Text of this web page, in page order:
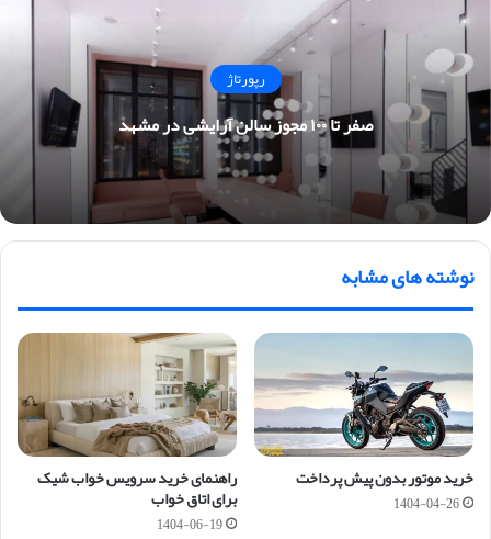
رپورتاژ
صفر تا ۱۰۰ مجوز سالن آرایشی در مشهد
نوشته های مشابه
خرید موتور بدون پیش پرداخت
1404-04-26
راهنمای خرید سرویس خواب شیک
برای اتاق خواب
1404-06-19